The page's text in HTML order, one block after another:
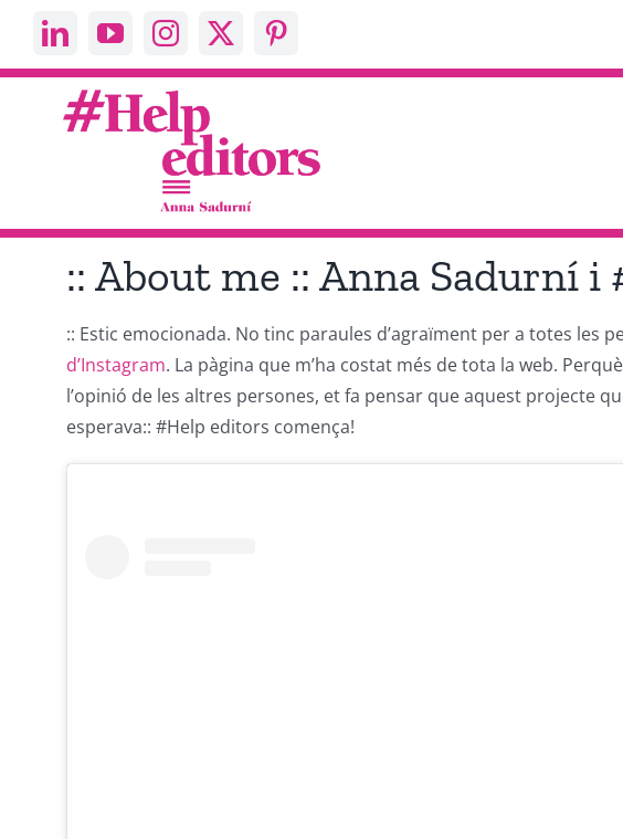
content
:: About me :: Anna Sadurní
:: Estic emocionada. No tinc paraules d’agraïment per a totes les
d’Instagram. La pàgina que m’ha costat més de tota la web.
l’opinió de les altres persones, et fa pensar que aquest projecte
esperava:: #Help editors comença!